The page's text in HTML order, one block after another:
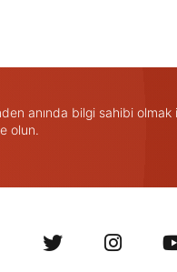
anında bilgi sahibi olmak
olun.